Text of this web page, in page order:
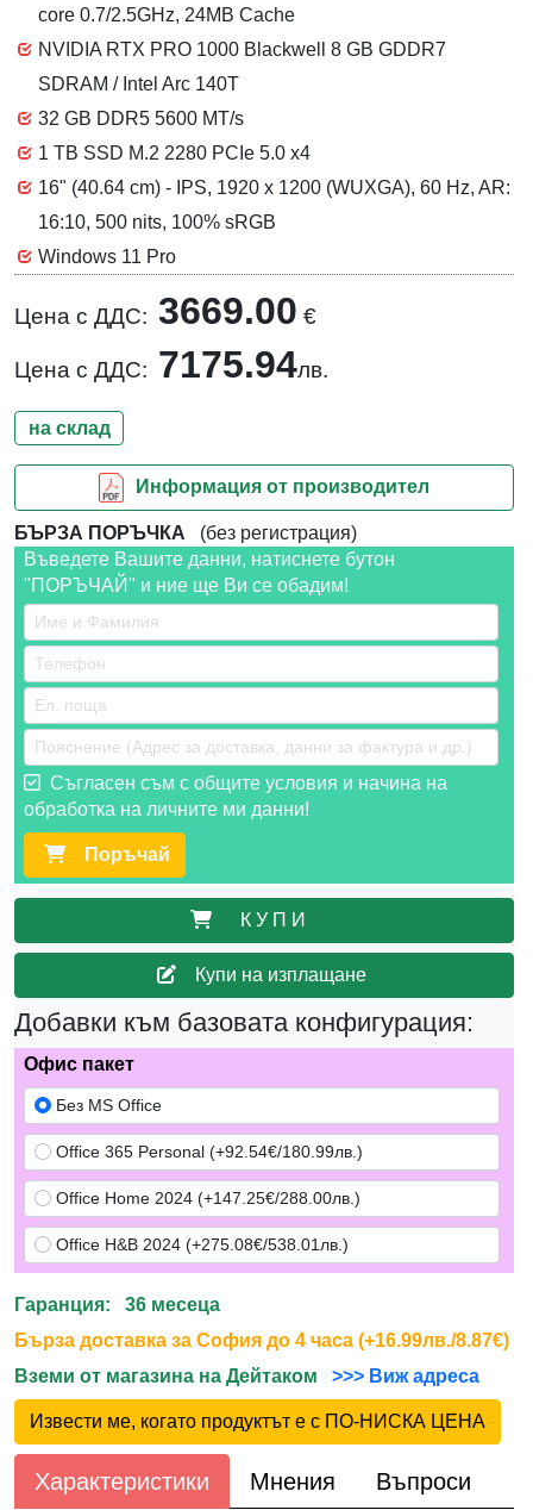
core 0.7/2.5GHz, 24MB Cache
NVIDIA RTX PRO 1000 Blackwell 8 GB GDDR7
SDRAM / Intel Arc 140T
32 GB DDR5 5600 MT/s
1 TB SSD M.2 2280 PCIe 5.0 x4
16" (40.64 cm) - IPS, 1920 x 1200 (WUXGA), 60 Hz, AR:
16:10, 500 nits, 100% sRGB
Windows 11 Pro
Цена с ДДС: 3669.00 €
Цена с ДДС: 7175.94лв.
на склад
Информация от производител
БЪРЗА ПОРЪЧКА (без регистрация)
Въведете Вашите данни, натиснете бутон
"ПОРЪЧАЙ" и ние ще Ви се обадим!
Съгласен съм с общите условия и начина на
обработка на личните ми данни!
Поръчай
К У П И
Купи на изплащане
Добавки към базовата конфигурация:
Офис пакет
Без MS Office
Office 365 Personal (+92.54€/180.99лв.)
Office Home 2024 (+147.25€/288.00лв.)
Office H&B 2024 (+275.08€/538.01лв.)
Гаранция: 36 месеца
Бърза доставка за София до 4 часа (+16.99лв./8.87€)
Вземи от магазина на Дейтаком
>>> Виж адреса
Извести ме, когато продуктът е с ПО-НИСКА ЦЕНА
Характеристики Мнения Въпроси